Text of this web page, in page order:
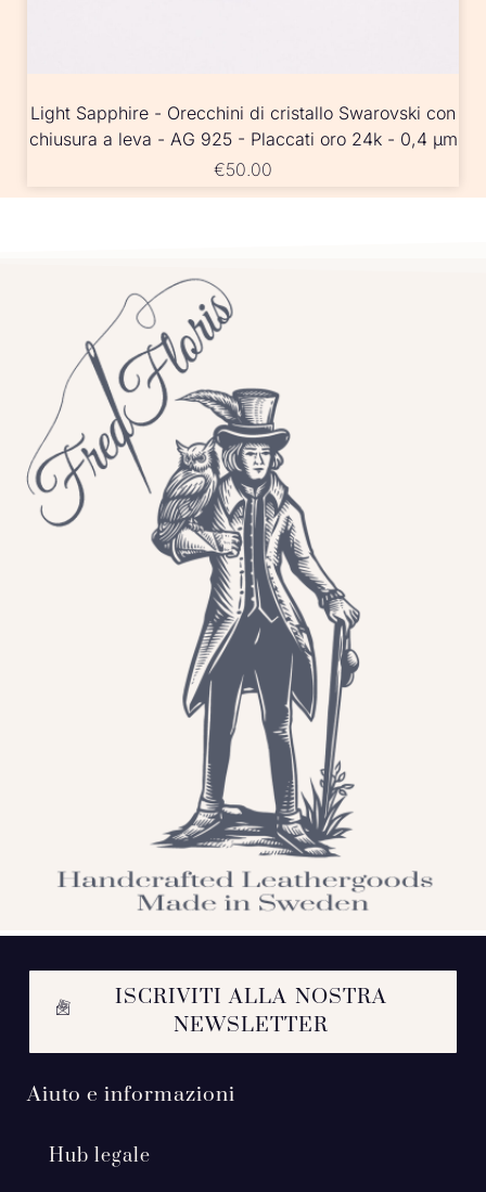
Light Sapphire - Orecchini di cristallo Swarovski con
chiusura a leva - AG 925 - Placcati oro 24k - 0,4 µm
€50.00
ISCRIVITI ALLA NOSTRA
NEWSLETTER
Aiuto e informazioni
Hub legale